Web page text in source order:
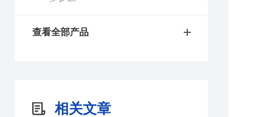
查看全部产品
相关文章